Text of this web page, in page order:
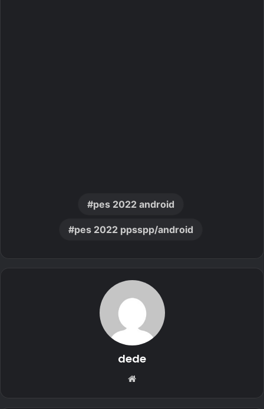
pes 2022 android
pes 2022 ppsspp/android
dede
Website